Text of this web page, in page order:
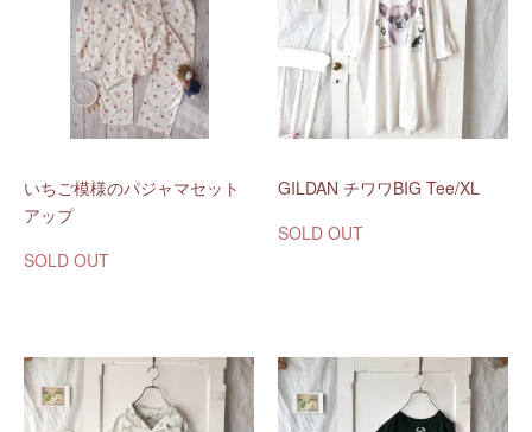
いちご模様のパジャマセット
アップ
SOLD OUT
GILDAN チワワBIG Tee/XL
SOLD OUT